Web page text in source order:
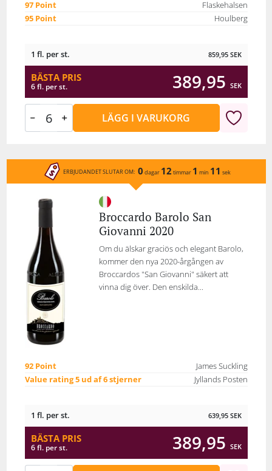
97 Point
Flaskehalsen
95 Point
Houlberg
1 fl. per st. 859,95 SEK
BÄSTA PRIS
6 fl. per st. 389,95 SEK
LÄGG I VARUKORG
ERBJUDANDET SLUTAR OM: 0 dagar 12 timmar 1 min 11 sek
Broccardo Barolo San
Giovanni 2020
Om du älskar graciös och elegant Barolo,
kommer den nya 2020-årgången av
Broccardos "San Giovanni" säkert att
vinna dig över. Den enskilda...
92 Point
James Suckling
Value rating 5 ud af 6 stjerner
Jyllands Posten
1 fl. per st. 639,95 SEK
BÄSTA PRIS
6 fl. per st. 389,95 SEK